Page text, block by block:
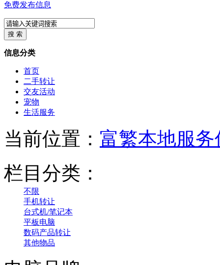
免费发布信息
信息分类
首页
二手转让
交友活动
宠物
生活服务
当前位置： 富繁本地服务
栏目分类：
不限
手机转让
台式机/笔记本
平板电脑
数码产品转让
其他物品